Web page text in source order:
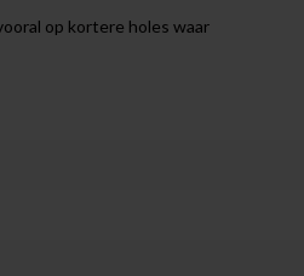
op kortere holes waar